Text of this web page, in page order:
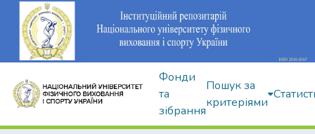
Фонди
та
зібрання
Пошук за
критеріями